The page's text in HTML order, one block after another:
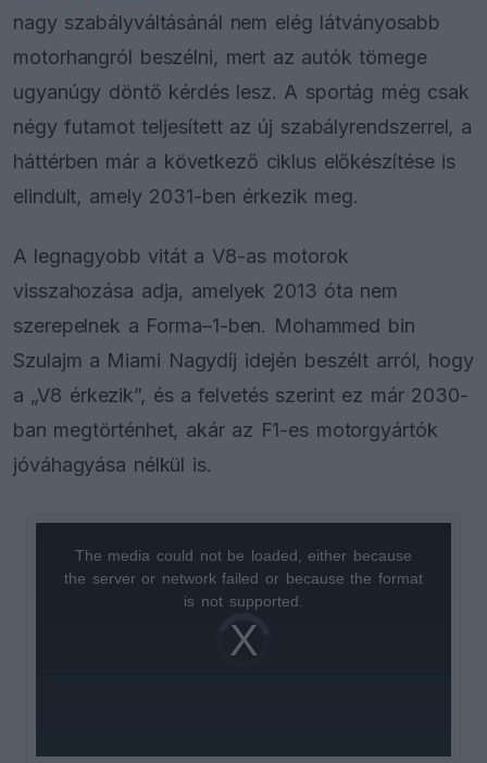
nagy szabályváltásánál nem elég látványosabb
motorhangról beszélni, mert az autók tömege
ugyanúgy döntő kérdés lesz. A sportág még csak
négy futamot teljesített az új szabályrendszerrel, a
háttérben már a következő ciklus előkészítése is
elindult, amely 2031-ben érkezik meg.
A legnagyobb vitát a V8-as motorok
visszahozása adja, amelyek 2013 óta nem
szerepelnek a Forma–1-ben. Mohammed bin
Szulajm a Miami Nagydíj idején beszélt arról, hogy
a „V8 érkezik”, és a felvetés szerint ez már 2030-
ban megtörténhet, akár az F1-es motorgyártók
jóváhagyása nélkül is.
Video
Player
loading.
The media could not be loaded, either because
the server or network failed or because the format
is not supported.